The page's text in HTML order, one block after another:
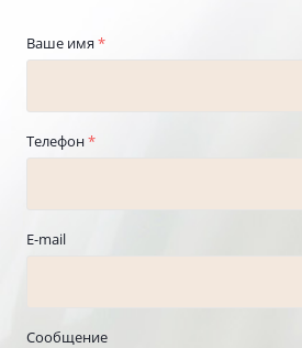
Ваше имя *
Телефон*
E-mail
Сообщение